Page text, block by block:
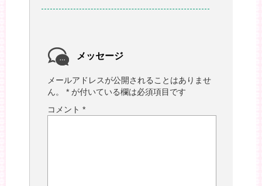
メッセージ
メールアドレスが公開されることはありませ
ん。
* が付いている欄は必須項目です
コメント *